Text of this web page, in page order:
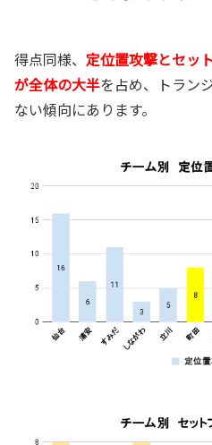
得点同様、 定位置攻撃とセッ
が全体の大半を占め、トラン
ない傾向にあります。